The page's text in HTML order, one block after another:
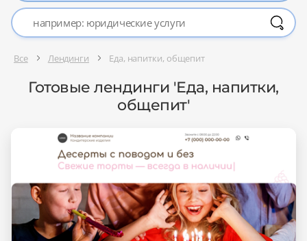
Все Лендинги Еда, напитки, общепит
Готовые лендинги 'Еда, напитки,
общепит'